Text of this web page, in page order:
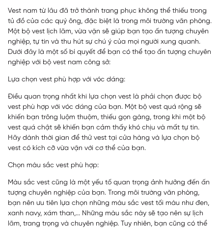
Vest nam từ lâu đã trở thành trang phục không thể thiếu trong
tủ đồ của các quý ông, đặc biệt là trong môi trường văn phòng.
Một bộ vest lịch lãm, vừa vặn sẽ giúp bạn tạo ấn tượng chuyên
nghiệp, tự tin và thu hút sự chú ý của mọi người xung quanh.
Dưới đây là một số bí quyết để bạn có thể tạo ấn tượng chuyên
nghiệp với bộ vest nam công sở:
Lựa chọn vest phù hợp với vóc dáng:
Điều quan trọng nhất khi lựa chọn vest là phải chọn được bộ
vest phù hợp với vóc dáng của bạn. Một bộ vest quá rộng sẽ
khiến bạn trông luộm thuộm, thiếu gọn gàng, trong khi một bộ
vest quá chật sẽ khiến bạn cảm thấy khó chịu và mất tự tin.
Hãy dành thời gian để thử vest tại cửa hàng và lựa chọn bộ
vest có kích cỡ vừa vặn với cơ thể của bạn.
Chọn màu sắc vest phù hợp:
Màu sắc vest cũng là một yếu tố quan trọng ảnh hưởng đến ấn
tượng chuyên nghiệp của bạn. Trong môi trường văn phòng,
bạn nên ưu tiên lựa chọn những màu sắc vest tối màu như đen,
xanh navy, xám than,... Những màu sắc này sẽ tạo nên sự lịch
lãm, trang trọng và chuyên nghiệp. Tuy nhiên, bạn cũng có thể